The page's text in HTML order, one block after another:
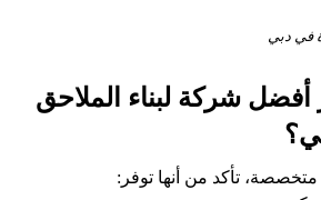
في دبي
أفضل شركة لبناء الملاحق
تأكد من أنها توفر: